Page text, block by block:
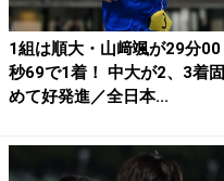
1組は順大・山﨑颯が29分00
秒69で1着！ 中大が2、3着固
めて好発進／全日本...